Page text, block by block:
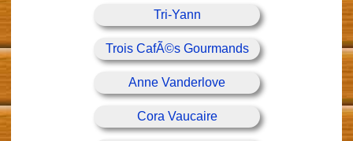
Tri-Yann
Trois CafÃ©s Gourmands
Anne Vanderlove
Cora Vaucaire